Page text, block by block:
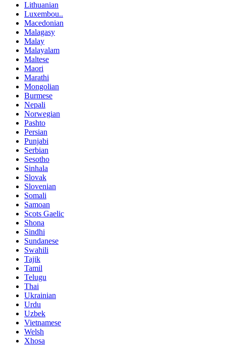
Lithuanian
Luxembou..
Macedonian
Malagasy
Malay
Malayalam
Maltese
Maori
Marathi
Mongolian
Burmese
Nepali
Norwegian
Pashto
Persian
Punjabi
Serbian
Sesotho
Sinhala
Slovak
Slovenian
Somali
Samoan
Scots Gaelic
Shona
Sindhi
Sundanese
Swahili
Tajik
Tamil
Telugu
Thai
Ukrainian
Urdu
Uzbek
Vietnamese
Welsh
Xhosa